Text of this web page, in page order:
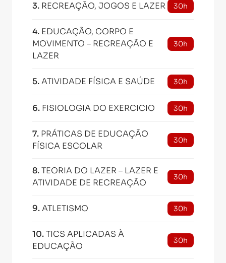
3. RECREAÇÃO, JOGOS E LAZER 30h
4. EDUCAÇÃO, CORPO E
MOVIMENTO – RECREAÇÃO E
LAZER
30h
5.ATIVIDADE FÍSICA E SAÚDE 30h
6. FISIOLOGIA DO EXERCICIO 30h
7. PRÁTICAS DE EDUCAÇÃO
FÍSICA ESCOLAR
30h
8.TEORIA DO LAZER – LAZER E
ATIVIDADE DE RECREAÇÃO
30h
9.ATLETISMO 30h
10.TICS APLICADAS À
EDUCAÇÃO
30h